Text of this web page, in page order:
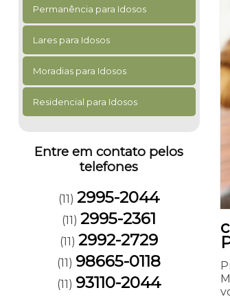
Permanência para Idosos
Lares para Idosos
Moradias para Idosos
Residencial para Idosos
Entre em contato pelos
telefones
(11) 2995-2044
(11) 2995-2361
(11) 2992-2729
(11) 98665-0118
(11) 93110-2044